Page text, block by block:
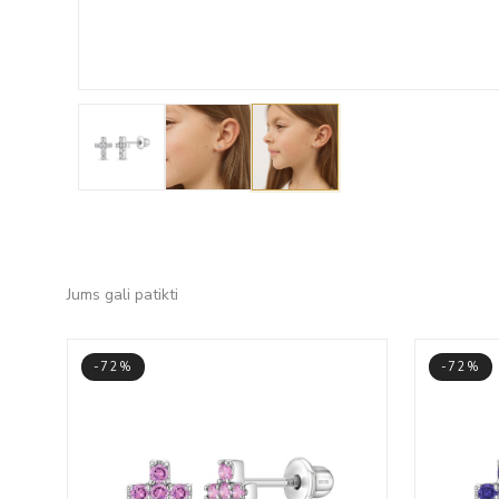
Jums gali patikti
-72% -72%